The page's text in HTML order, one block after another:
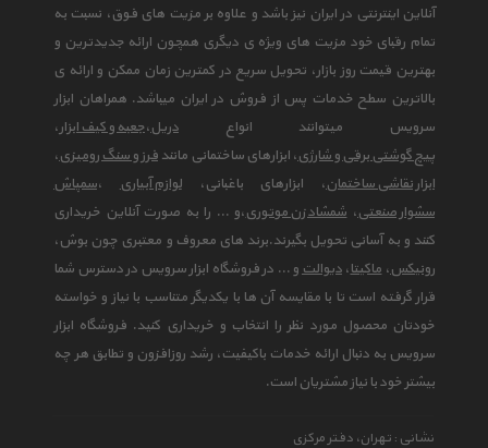
آنلاین اینترنتی در ایران نیز باشد و علاوه بر مزیت های فوق، نسبت به
تمام رقبای خود مزیت های ویژه ی دیگری همچون ارائه جدیدترین و
بهترین قیمت روز بازار، تحویل سریع در کمترین زمان ممکن و ارائه ی
بالاترین سطح خدمات پس از فروش در ایران میباشد. همراهان ابزار
سرویس میتوانند انواع دریل،جعبه و کیف ابزار،
پیچ گوشتی برقی و شارژی، ابزارهای ساختمانی مانند فرز و سنگ رومیزی،
ابزار نقاشی ساختمان، ابزارهای باغبانی،لوازم آبیاری ،سمپاش
سشوار صنعتی،شمشاد زن موتوری،و ... را به صورت آنلاین خریداری
کنند و به آسانی تحویل بگیرند.برند های معروف و معتبری چون بوش،
رونیکس،ماکیتا،دیوالتو ... در فروشگاه ابزار سرویس در دسترس شما
قرار گرفته است تا با مقایسه آن ها با یکدیگر متناسب با نیاز و خواسته
خودتان محصول مورد نظر را انتخاب و خریداری کنید. فروشگاه ابزار
سرویس به دنبال ارائه خدمات باکیفیت، رشد روزافزون و تطابق هر چه
بیشتر خود با نیاز مشتریان است.
نشانی : تهران، دفتر مرکزی